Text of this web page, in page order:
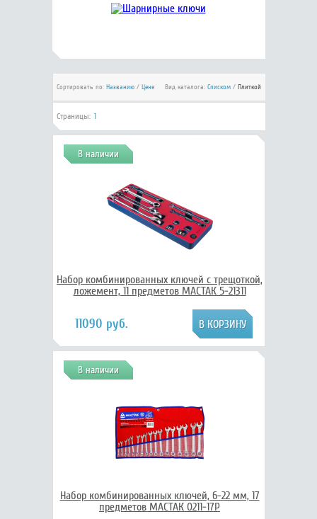
Сортировать по: Названию/ Цене Вид каталога: Списком/ Плиткой
Страницы: 1
В наличии
Набор комбинированных ключей с трещоткой,
ложемент, 11 предметов МАСТАК 5-21311
11090 руб.
В наличии
Набор комбинированных ключей, 6-22 мм, 17
предметов МАСТАК 0211-17P